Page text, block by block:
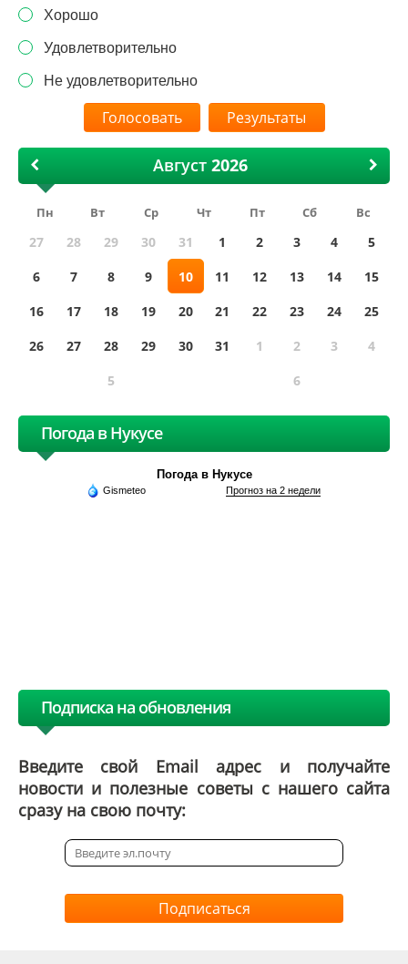
Хорошо
Удовлетворительно
Не удовлетворительно
Результаты
Август
Пн Вт Ср Чт Пт Сб Вс
27 28 29 30 31 1 2 3 4
5
6
7 8 9 10 11 12 13 14
15
16
17 18 19 20 21 22 23 24
25
26
27 28 29 30 31 1 2 3
4
5
6
Погода в Нукусе
Погода в Нукусе
Gismeteo Прогноз на 2 недели
Подписка на обновления
Введите свой Email адрес и получайте
новости и полезные советы с нашего сайта
сразу на свою почту:
Подписаться